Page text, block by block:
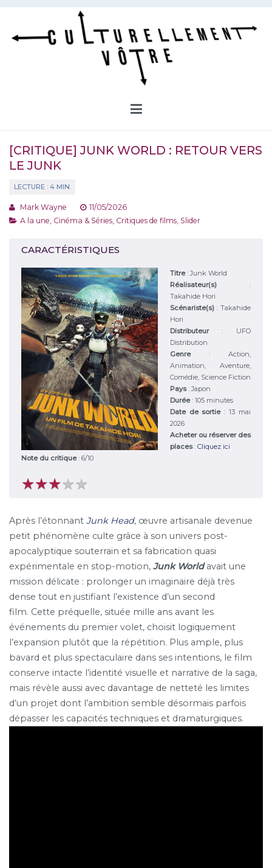
Aller
contenu
[CRITIQUE] JUNK WORLD : RETOUR VERS
LE JUNK
Mark Wayne
11/05/2026
A la une Cinéma & Séries Critiques de films Slider
CARACTÉRISTIQUES
Titre:Junk World
Réalisateur(s) :
Takahide Hori
Scénariste(s) :Takahide
Hori
Distributeur: UFO
Distribution
Genre :Action,
Animation, Aventure,
Comédie, Science Fiction
Pays:Japon
Durée: 105 minutes
Date de sortie: 13 mai
2026
Acheter ou réserver des
places: Cliquez ici
Note du critique: 6/10
★★★★★
★★★★★
Après l’étonnant Junk Head, œuvre artisanale devenue
petit phénomène culte grâce à son univers post-
apocalyptique souterrain et sa fabrication quasi
expérimentale en stop-motion, Junk Worldavait une
mission délicate : prolonger un imaginaire déjà très
dense tout en justifiant l’existence d’un second
film. Cette préquelle, située mille ans avant les
événements du premier volet, choisit logiquement
l’expansion plutôt que la répétition. Plus ample, plus
bavard et plus spectaculaire dans ses intentions, le film
conserve intacte l’identité visuelle et narrative de la saga,
mais révèle aussi avec davantage de netteté les limites
d’un projet dont l’ambition semble désormais parfois
dépasser les capacités techniques et dramaturgiques.